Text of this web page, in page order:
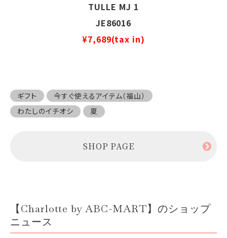
TULLE MJ 1
JE86016
¥7,689(tax in)
ギフト
今すぐ使えるアイテム（福山）
わたしのイチオシ
夏
SHOP PAGE
【Charlotte by ABC-MART】のショップ
ニュース